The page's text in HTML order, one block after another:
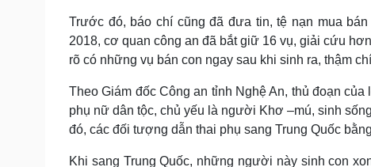
Trước đó, báo chí cũng đã đưa tin, tệ nạn mua
2018, cơ quan công an đã bắt giữ 16 vụ, giải cứu
rõ có những vụ bán con ngay sau khi sinh ra, thậm
Theo Giám đốc Công an tỉnh Nghệ An, thủ đoạn
phụ nữ dân tộc, chủ yếu là người Khơ –mú, sinh
đó, các đối tượng dẫn thai phụ sang Trung Quốc
Khi sang Trung Quốc, những người này sinh con